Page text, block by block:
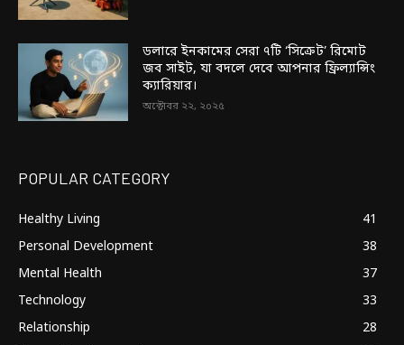
ডলারে ইনকামের সেরা ৭টি ‘সিক্রেট’ রিমোট
জব সাইট, যা বদলে দেবে আপনার ফ্রিল্যান্সিং
ক্যারিয়ার।
অক্টোবর ২২, ২০২৫
POPULAR CATEGORY
Healthy Living
41
Personal Development
38
Mental Health
37
Technology
33
Relationship
28